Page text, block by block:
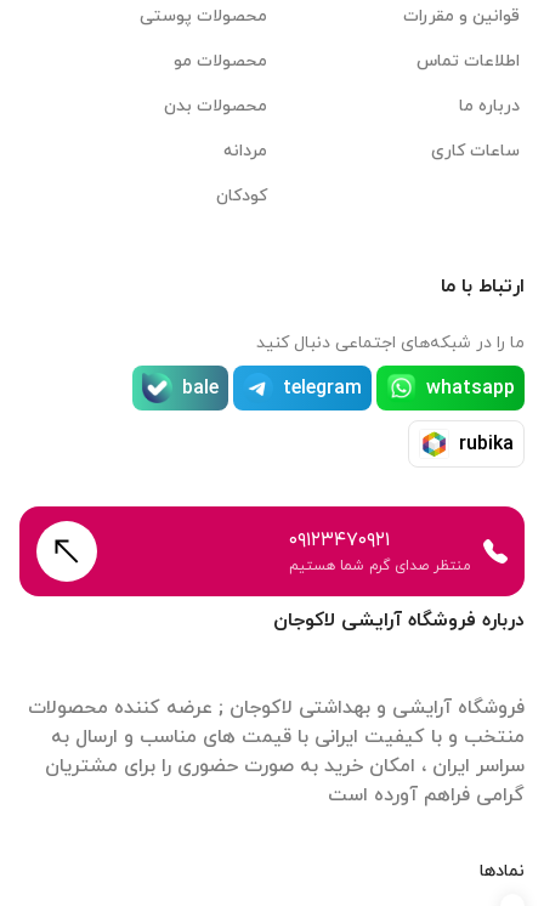
درباره فروشگاه آرایشی لاکوجان
فروشگاه آرایشی و بهداشتی لاکوجان ; عرضه کننده محصولات
منتخب و با کیفیت ایرانی با قیمت های مناسب و ارسال به
سراسر ایران ، امکان خرید به صورت حضوری را برای مشتریان
گرامی فراهم آورده است
نمادها
قوانین و مقررات
اطلاعات تماس
درباره ما
ساعات کاری
محصولات پوستی
محصولات مو
محصولات بدن
مردانه
کودکان
ارتباط با ما
ما را در شبکه‌های اجتماعی دنبال کنید
whatsapp
telegram
bale
rubika
۰۹۱۲۳۴۷۰۹۲۱
منتظر صدای گرم شما هستیم